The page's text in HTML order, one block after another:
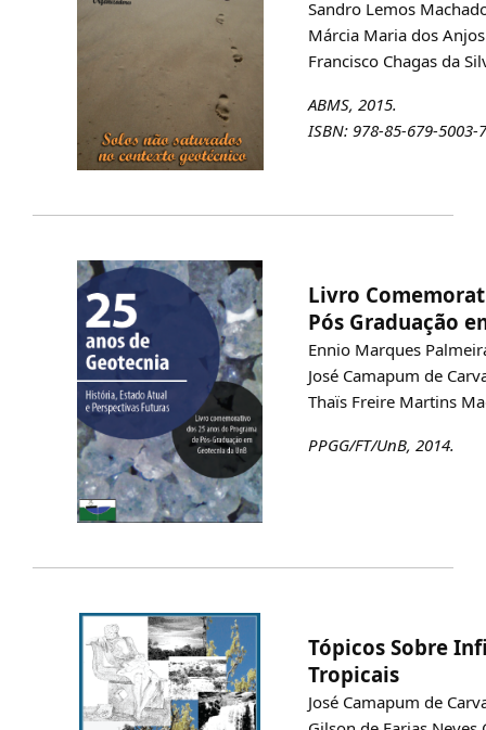
Sandro Lemos
Márcia Maria dos
Francisco Chagas da
ABMS, 2015.
ISBN: 978-85-679-5003-7
Livro
Pós Graduação
Ennio Marques
José Camapum de
Thaïs Freire Martins
PPGG/FT/UnB, 2014.
Tópicos Sobre
Tropicais
José Camapum de